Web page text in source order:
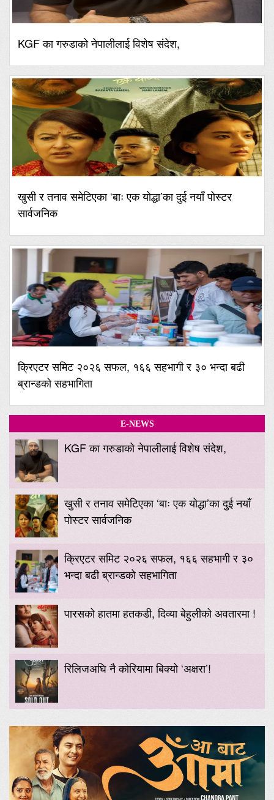
KGF का गरुडाको नेपालीलाई विशेष संदेश,
खुसी र तनाव समेटिएका ‘बाः एक योद्धा’का दुई नयाँ पोस्टर
सार्वजनिक
क्रिएटर समिट २०२६ सफल, १६६ सहभागी र ३० भन्दा बढी
ब्रान्डको सहभागिता
E-NEWS
KGF का गरुडाको नेपालीलाई विशेष संदेश,
खुसी र तनाव समेटिएका ‘बाः एक योद्धा’का दुई नयाँ
पोस्टर सार्वजनिक
क्रिएटर समिट २०२६ सफल, १६६ सहभागी र ३०
भन्दा बढी ब्रान्डको सहभागिता
पारसको हातमा हतकडी, दिव्या बेहुलीको अवतारमा !
रिलिजअघि नै कोरियामा बिक्यो ‘अक्षरा’!